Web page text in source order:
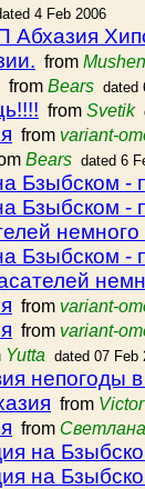
4 Feb 2006
Абхазия
from
from Bears dated
from Svetik
from variant-
Bears dated 6
Бзыбском -
Бзыбском -
Бзыбском -
from variant-
from variant-
Yutta dated 07 Feb
непогоды
from
from
на
на